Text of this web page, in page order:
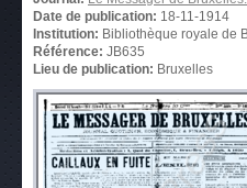
Date de publication: 18-11-1914
Institution: Bibliothèque royale de
Référence: JB635
Lieu de publication: Bruxelles